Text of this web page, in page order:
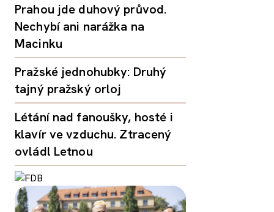
Prahou jde duhový průvod.
Nechybí ani narážka na
Macinku
Pražské jednohubky: Druhý
tajný pražský orloj
Létání nad fanoušky, hosté i
klavír ve vzduchu. Ztracený
ovládl Letnou